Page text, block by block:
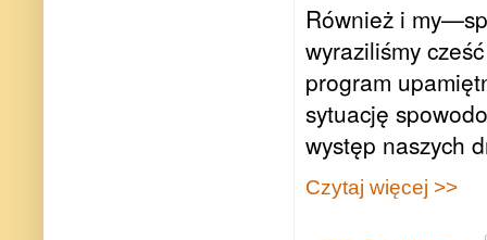
Również i
wyraziliśmy
program
sytuację
występ naszych
Czytaj więcej >>